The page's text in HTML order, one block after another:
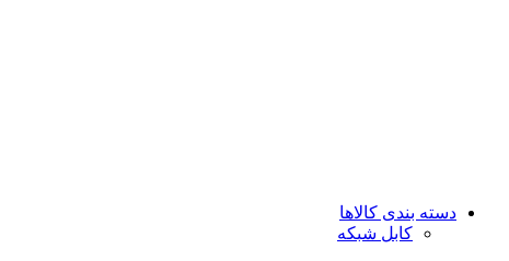
دسته بندی کالاها
کابل شبکه